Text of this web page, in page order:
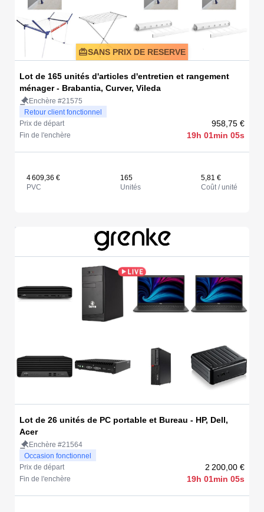
SANS PRIX DE RESERVE
Lot de 165 unités d'articles d'entretien et rangement
ménager - Brabantia, Curver, Vileda
Enchère #21575
Retour client fonctionnel
Prix de départ
958,75 €
Fin de l'enchère 19h 01min 05s
4 609,36 €
PVC
165
Unités
5,81 €
Coût / unité
Lot de 26 unités de PC portable et Bureau - HP, Dell,
Acer
Enchère #21564
Occasion fonctionnel
Prix de départ
2 200,00 €
Fin de l'enchère 19h 01min 05s